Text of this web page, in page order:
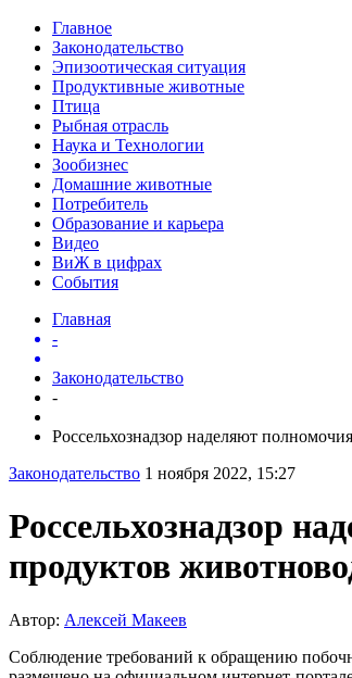
Главное
Законодательство
Эпизоотическая ситуация
Продуктивные животные
Птица
Рыбная отрасль
Наука и Технологии
Зообизнес
Домашние животные
Потребитель
Образование и карьера
Видео
ВиЖ в цифрах
События
Главная
-
Законодательство
-
Россельхознадзор наделяют
Законодательство 1 ноября 2022, 15:27
Россельхознадзор
продуктов
Автор: Алексей Макеев
Соблюдение требований к обращению